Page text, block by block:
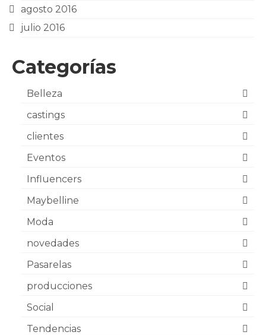
agosto 2016
julio 2016
Categorías
Belleza
castings
clientes
Eventos
Influencers
Maybelline
Moda
novedades
Pasarelas
producciones
Social
Tendencias